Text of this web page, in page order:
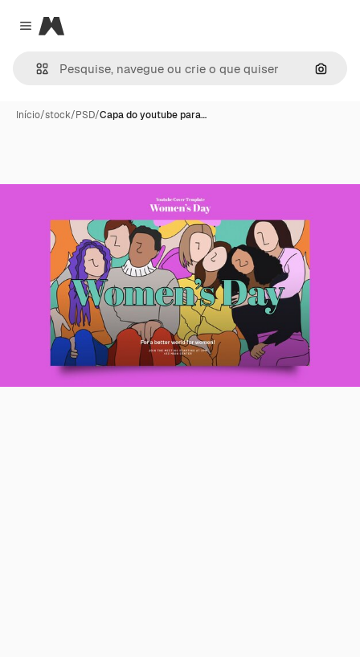
Close menu
Magnific
Início/stock/PSD/Capa do youtube para…